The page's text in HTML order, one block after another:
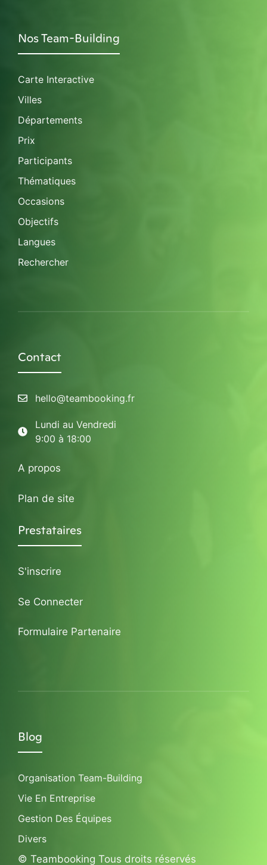
Nos Team-Building
Carte Interactive
Villes
Départements
Prix
Participants
Thématiques
Occasions
Objectifs
Langues
Rechercher
Contact
hello@teambooking.fr
Lundi au Vendredi
9:00 à 18:00
A propos
Plan de site
Prestataires
S'inscrire
Se Connecter
Formulaire Partenaire
Blog
Organisation Team-Building
Vie En Entreprise
Gestion Des Équipes
Divers
© Teambooking Tous droits réservés